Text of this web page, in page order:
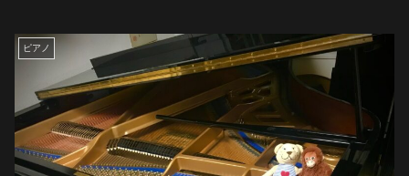
ピアノ